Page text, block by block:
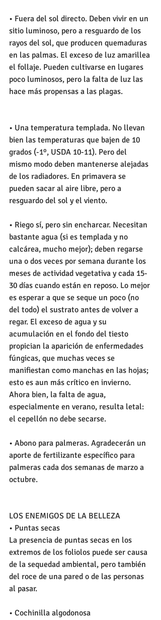
• Fuera del sol directo. Deben vivir en un
sitio luminoso, pero a resguardo de los
rayos del sol, que producen quemaduras
en las palmas. El exceso de luz amarillea
el follaje. Pueden cultivarse en lugares
poco luminosos, pero la falta de luz las
hace más propensas a las plagas.
• Una temperatura templada. No llevan
bien las temperaturas que bajen de 10
grados (-1º, USDA 10-11). Pero del
mismo modo deben mantenerse alejadas
de los radiadores. En primavera se
pueden sacar al aire libre, pero a
resguardo del sol y el viento.
• Riego sí, pero sin encharcar. Necesitan
bastante agua (si es templada y no
calcárea, mucho mejor); deben regarse
una o dos veces por semana durante los
meses de actividad vegetativa y cada 15-
30 días cuando están en reposo. Lo mejor
es esperar a que se seque un poco (no
del todo) el sustrato antes de volver a
regar. El exceso de agua y su
acumulación en el fondo del tiesto
propician la aparición de enfermedades
fúngicas, que muchas veces se
manifiestan como manchas en las hojas;
esto es aun más crítico en invierno.
Ahora bien, la falta de agua,
especialmente en verano, resulta letal:
el cepellón no debe secarse.
• Abono para palmeras. Agradecerán un
aporte de fertilizante específico para
palmeras cada dos semanas de marzo a
octubre.
LOS ENEMIGOS DE LA BELLEZA
• Puntas secas
La presencia de puntas secas en los
extremos de los foliolos puede ser causa
de la sequedad ambiental, pero también
del roce de una pared o de las personas
al pasar.
• Cochinilla algodonosa